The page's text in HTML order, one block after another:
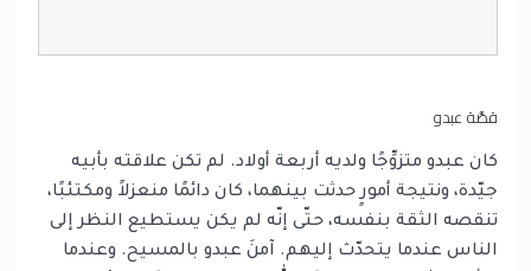
قصَّة عبدو
كان عبدو متزوِّجًا ولديه أربعة أولاد. لم تكن علاقته بأبيه
جيّدة، ونتيجة أمورٍ حدثت بينهما، كان دائمًا منعزلاً ومكتئبًا،
تنقصه الثقة بنفسه، حتّى إنّه لم يكن يستطيع النظر إلى
الناس عندما يتحدّث إليهم. آمنَ عبدو بالمسيح. وعندما